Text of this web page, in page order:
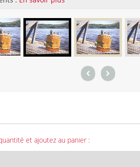
et ajoutez au panier :